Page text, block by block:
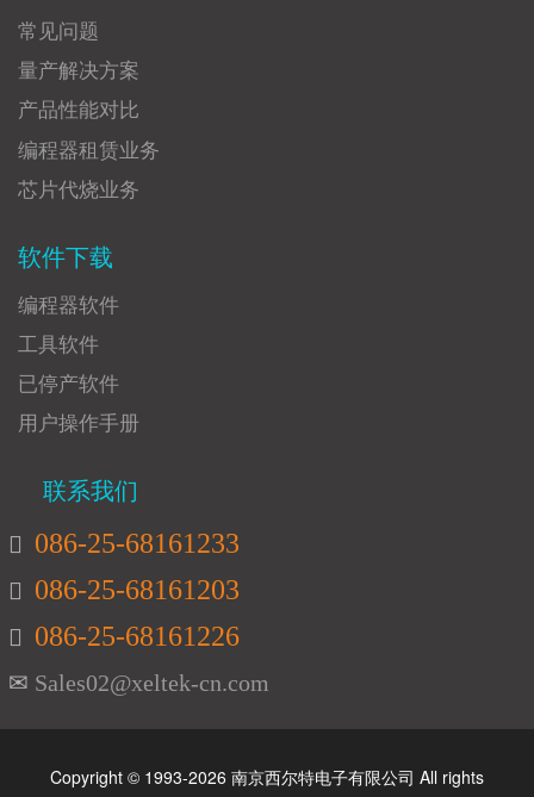
常见问题
量产解决方案
产品性能对比
编程器租赁业务
芯片代烧业务
软件下载
编程器软件
工具软件
已停产软件
用户操作手册
联系我们
086-25-68161233
086-25-68161203
086-25-68161226
Sales02@xeltek-cn.com
Copyright © 1993-2026 南京西尔特电子有限公司 All rights